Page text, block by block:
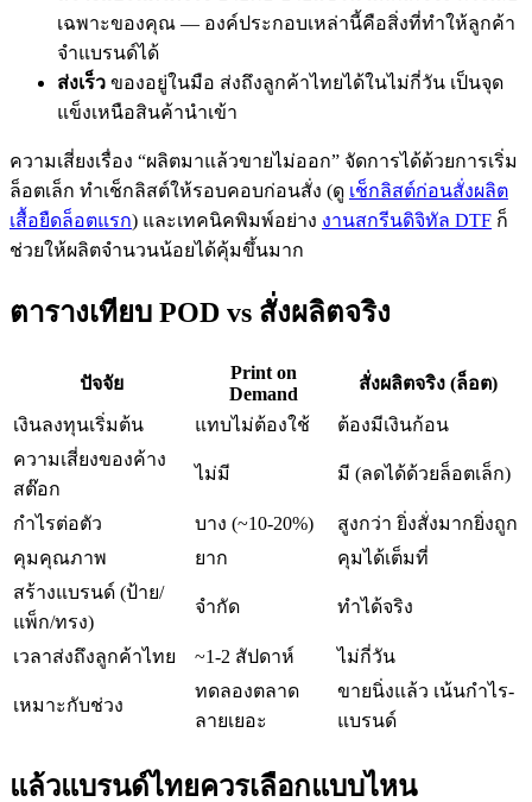
เฉพาะของคุณ — องค์ประกอบเหล่านี้คือสิ่งที่ทำให้ลูกค้า
จำแบรนด์ได้
ส่งเร็ว ของอยู่ในมือ ส่งถึงลูกค้าไทยได้ในไม่กี่วัน เป็นจุด
แข็งเหนือสินค้านำเข้า
ความเสี่ยงเรื่อง “ผลิตมาแล้วขายไม่ออก” จัดการได้ด้วยการเริ่ม
ล็อตเล็ก ทำเช็กลิสต์ให้รอบคอบก่อนสั่ง (ดู เช็กลิสต์ก่อนสั่งผลิต
เสื้อยืดล็อตแรก) และเทคนิคพิมพ์อย่าง งานสกรีนดิจิทัล DTF ก็
ช่วยให้ผลิตจำนวนน้อยได้คุ้มขึ้นมาก
ตารางเทียบ POD vs สั่งผลิตจริง
ปัจจัย
Print on
Demand
สั่งผลิตจริง (ล็อต)
เงินลงทุนเริ่มต้น แทบไม่ต้องใช้
ต้องมีเงินก้อน
ความเสี่ยงของค้าง
สต๊อก
ไม่มี มี (ลดได้ด้วยล็อตเล็ก)
กำไรต่อตัว บาง (~10-20%)
สูงกว่า ยิ่งสั่งมากยิ่งถูก
คุมคุณภาพ
ยาก
คุมได้เต็มที่
สร้างแบรนด์ (ป้าย/
แพ็ก/ทรง)
จำกัด ทำได้จริง
เวลาส่งถึงลูกค้าไทย ~1-2 สัปดาห์ ไม่กี่วัน
เหมาะกับช่วง
ทดลองตลาด
ลายเยอะ
ขายนิ่งแล้ว เน้นกำไร-
แบรนด์
แล้วแบรนด์ไทยควรเลือกแบบไหน